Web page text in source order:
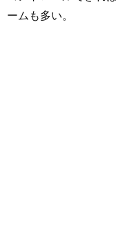
ームも多い。